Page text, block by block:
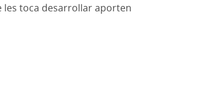
les toca desarrollar aporten